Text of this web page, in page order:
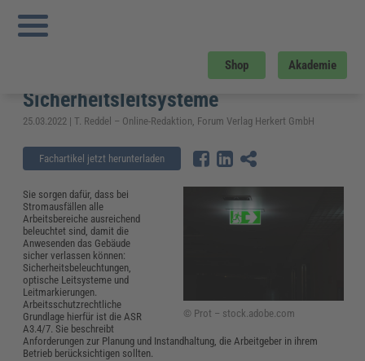
Shop Akademie
Sie sind hier:
Sicherheitsbeleuchtung und optische Sicherheitsleitsysteme
Sicherheitsbeleuchtung und optische
Sicherheitsleitsysteme
25.03.2022 | T. Reddel – Online-Redaktion, Forum Verlag Herkert GmbH
Fachartikel jetzt herunterladen
© Prot – stock.adobe.com
Sie sorgen dafür, dass bei
Stromausfällen alle
Arbeitsbereiche ausreichend
beleuchtet sind, damit die
Anwesenden das Gebäude
sicher verlassen können:
Sicherheitsbeleuchtungen,
optische Leitsysteme und
Leitmarkierungen.
Arbeitsschutzrechtliche
Grundlage hierfür ist die ASR
A3.4/7. Sie beschreibt
Anforderungen zur Planung und Instandhaltung, die Arbeitgeber in ihrem
Betrieb berücksichtigen sollten.